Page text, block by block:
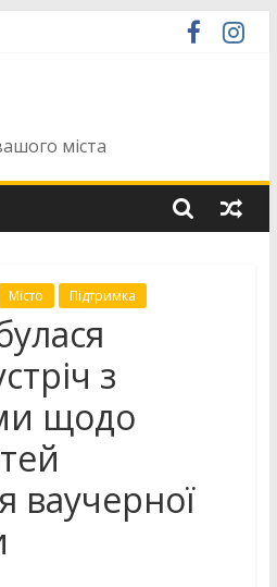
міста
Місто Підтримка
з
щодо
ваучерної